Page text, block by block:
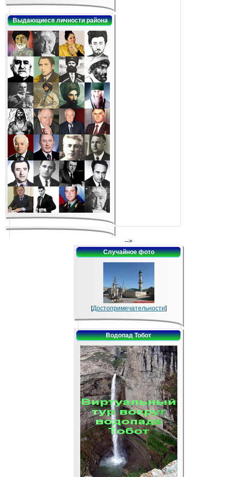
Выдающиеся личности района
-->
Случайное фото
[Достопримечательности]
Водопад Тобот